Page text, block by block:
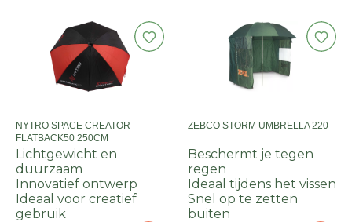
NYTRO SPACE CREATOR
FLATBACK50 250CM
Lichtgewicht en
duurzaam
Innovatief ontwerp
Ideaal voor creatief
gebruik
ZEBCO STORM UMBRELLA 220
Beschermt je tegen
regen
Ideaal tijdens het vissen
Snel op te zetten
buiten